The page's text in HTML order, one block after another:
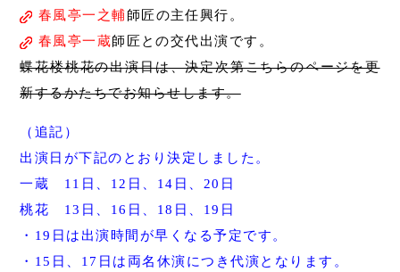
春風亭一之輔師匠の主任興行。
春風亭一蔵師匠との交代出演です。
蝶花楼桃花の出演日は、決定次第こちらのページを更
新するかたちでお知らせします。
（追記）
出演日が下記のとおり決定しました。
一蔵 11日、12日、14日、20日
桃花 13日、16日、18日、19日
・19日は出演時間が早くなる予定です。
・15日、17日は両名休演につき代演となります。